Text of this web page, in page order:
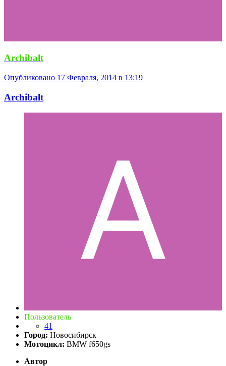
Archibalt
Опубликовано 17 Февраля, 2014 в 13:19
Archibalt
Пользователь
41
Город: Новосибирск
Мотоцикл: BMW f650gs
Автор